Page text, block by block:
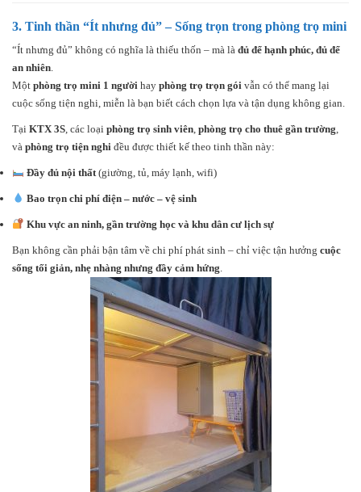
3. Tinh thần “Ít nhưng đủ” – Sống trọn trong phòng trọ mini
“Ít nhưng đủ” không có nghĩa là thiếu thốn – mà là đủ để hạnh phúc, đủ để
an nhiên
Một phòng trọ mini 1 người hay phòng trọ trọn gói vẫn có thể mang lại
cuộc sống tiện nghi, miễn là bạn biết cách chọn lựa và tận dụng không gian.
Tại KTX 3S , các loại phòng trọ sinh viên phòng trọ cho thuê gần trường
và phòng trọ tiện nghi đều được thiết kế theo tinh thần này:
Đầy đủ nội thất(giường, tủ, máy lạnh, wifi)
Bao trọn chi phí điện – nước – vệ sinh
Khu vực an ninh, gần trường học và khu dân cư lịch sự
Bạn không cần phải bận tâm về chi phí phát sinh – chỉ việc tận hưởng cuộc
sống tối giản, nhẹ nhàng nhưng đầy cảm hứng